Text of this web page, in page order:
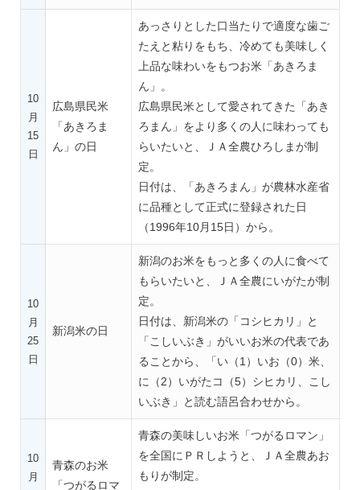
10
月
15
日
広島県民米
「あきろま
ん」の日
あっさりとした口当たりで適度な歯ご
たえと粘りをもち、冷めても美味しく
上品な味わいをもつお米「あきろま
ん」。
広島県民米として愛されてきた「あき
ろまん」をより多くの人に味わっても
らいたいと、ＪＡ全農ひろしまが制
定。
日付は、「あきろまん」が農林水産省
に品種として正式に登録された日
（1996年10月15日）から。
10
月
25
日
新潟米の日
新潟のお米をもっと多くの人に食べて
もらいたいと、ＪＡ全農にいがたが制
定。
日付は、新潟米の「コシヒカリ」と
「こしいぶき」がいいお米の代表であ
ることから、「い（1）いお（0）米、
に（2）いがたコ（5）シヒカリ、こし
いぶき」と読む語呂合わせから。
10
月
青森のお米
「つがるロマ
青森の美味しいお米「つがるロマン」
を全国にＰＲしようと、ＪＡ全農あお
もりが制定。